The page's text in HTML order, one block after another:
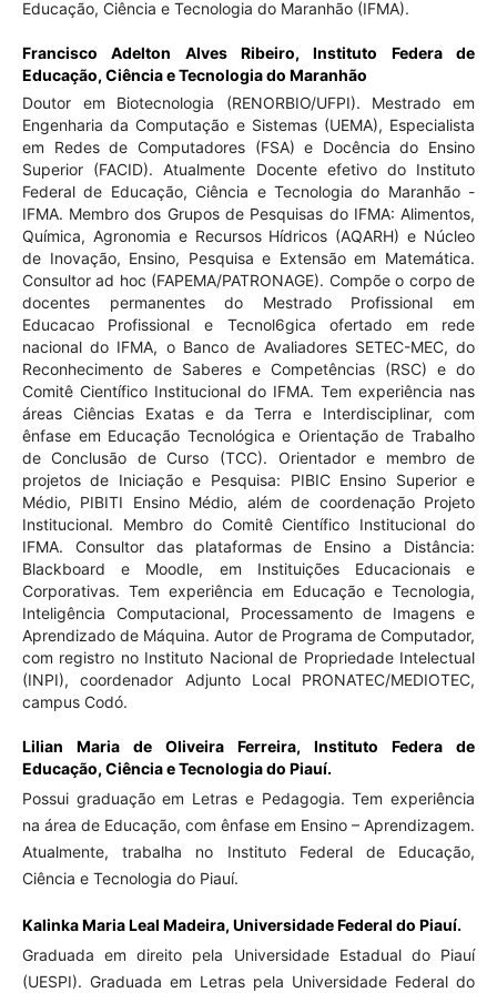
Educação, Ciência e Tecnologia do Maranhão (IFMA).
Francisco Adelton Alves Ribeiro,Instituto Federa de
Educação, Ciência e Tecnologia do Maranhão
Doutor em Biotecnologia (RENORBIO/UFPI). Mestrado em
Engenharia da Computação e Sistemas (UEMA), Especialista
em Redes de Computadores (FSA) e Docência do Ensino
Superior (FACID). Atualmente Docente efetivo do Instituto
Federal de Educação, Ciência e Tecnologia do Maranhão -
IFMA. Membro dos Grupos de Pesquisas do IFMA: Alimentos,
Química, Agronomia e Recursos Hídricos (AQARH) e Núcleo
de Inovação, Ensino, Pesquisa e Extensão em Matemática.
Consultor ad hoc (FAPEMA/PATRONAGE). Compõe o corpo de
docentes permanentes do Mestrado Profissional em
Educacao Profissional e Tecnol6gica ofertado em rede
nacional do IFMA, o Banco de Avaliadores SETEC-MEC, do
Reconhecimento de Saberes e Competências (RSC) e do
Comitê Científico Institucional do IFMA. Tem experiência nas
áreas Ciências Exatas e da Terra e Interdisciplinar, com
ênfase em Educação Tecnológica e Orientação de Trabalho
de Conclusão de Curso (TCC). Orientador e membro de
projetos de Iniciação e Pesquisa: PIBIC Ensino Superior e
Médio, PIBITI Ensino Médio, além de coordenação Projeto
Institucional. Membro do Comitê Científico Institucional do
IFMA. Consultor das plataformas de Ensino a Distância:
Blackboard e Moodle, em Instituições Educacionais e
Corporativas. Tem experiência em Educação e Tecnologia,
Inteligência Computacional, Processamento de Imagens e
Aprendizado de Máquina. Autor de Programa de Computador,
com registro no Instituto Nacional de Propriedade Intelectual
(INPI), coordenador Adjunto Local PRONATEC/MEDIOTEC,
campus Codó.
Lilian Maria de Oliveira Ferreira,Instituto Federa de
Educação, Ciência e Tecnologia do Piauí.
Possui graduação em Letras e Pedagogia. Tem experiência
na área de Educação, com ênfase em Ensino – Aprendizagem.
Atualmente, trabalha no Instituto Federal de Educação,
Ciência e Tecnologia do Piauí.
Kalinka Maria Leal Madeira, Universidade Federal do Piauí.
Graduada em direito pela Universidade Estadual do Piauí
(UESPI). Graduada em Letras pela Universidade Federal do